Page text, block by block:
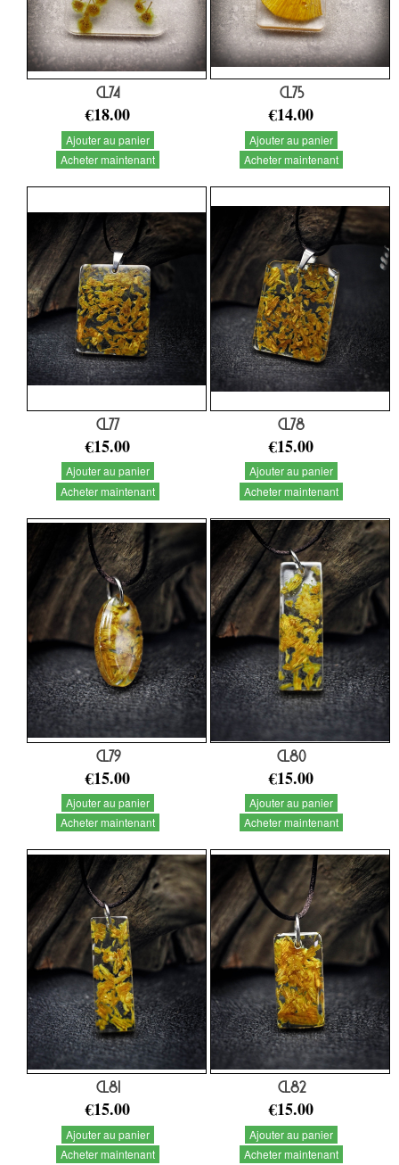
CL74
€18.00
Ajouter au panier
Acheter maintenant
CL75
€14.00
Ajouter au panier
Acheter maintenant
CL77
€15.00
Ajouter au panier
Acheter maintenant
CL78
€15.00
Ajouter au panier
Acheter maintenant
CL79
€15.00
Ajouter au panier
Acheter maintenant
CL80
€15.00
Ajouter au panier
Acheter maintenant
CL81
€15.00
Ajouter au panier
Acheter maintenant
CL82
€15.00
Ajouter au panier
Acheter maintenant